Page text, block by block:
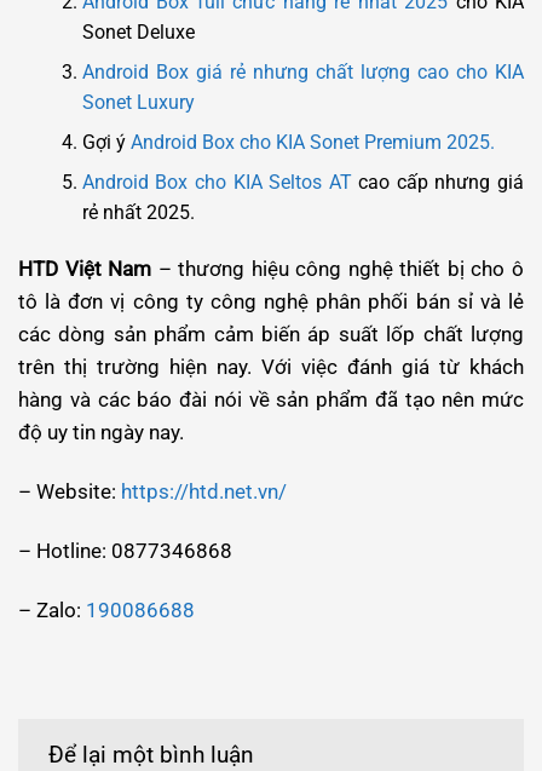
Sonet Deluxe
Android Box giá rẻ nhưng chất lượng cao cho KIA
Sonet Luxury
Gợi ý Android Box cho KIA Sonet Premium 2025.
Android Box cho KIA Seltos ATcao cấp nhưng giá
rẻ nhất 2025.
HTD Việt Nam – thương hiệu công nghệ thiết bị cho ô
tô là đơn vị công ty công nghệ phân phối bán sỉ và lẻ
các dòng sản phẩm cảm biến áp suất lốp chất lượng
trên thị trường hiện nay. Với việc đánh giá từ khách
hàng và các báo đài nói về sản phẩm đã tạo nên mức
độ uy tin ngày nay.
– Website: https://htd.net.vn/
– Hotline: 0877346868
– Zalo: 190086688
Để lại một bình luận